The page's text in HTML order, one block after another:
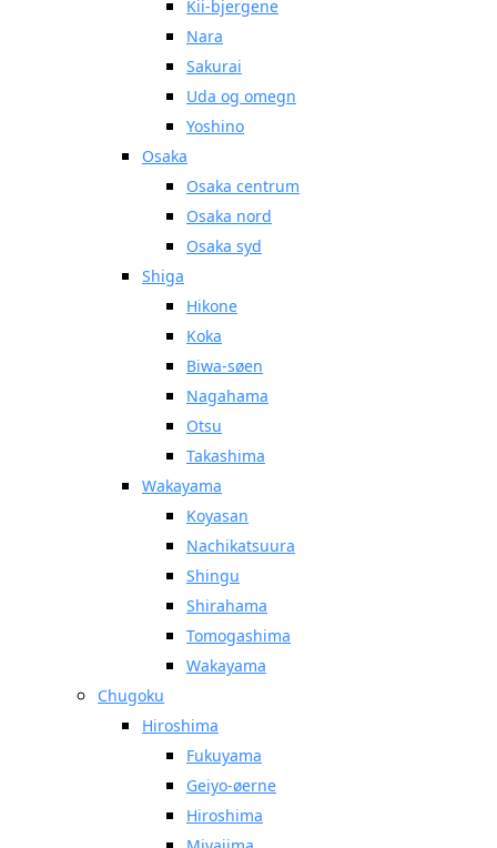
Kii-bjergene
Nara
Sakurai
Uda og omegn
Yoshino
Osaka
Osaka centrum
Osaka nord
Osaka syd
Shiga
Hikone
Koka
Biwa-søen
Nagahama
Otsu
Takashima
Wakayama
Koyasan
Nachikatsuura
Shingu
Shirahama
Tomogashima
Wakayama
Chugoku
Hiroshima
Fukuyama
Geiyo-øerne
Hiroshima